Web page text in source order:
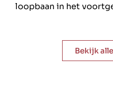
loopbaan in het
Bekijk